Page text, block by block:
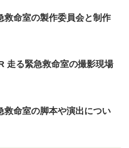
命室の製作委員会と制作
走る緊急救命室の撮影現場
命室の脚本や演出につい